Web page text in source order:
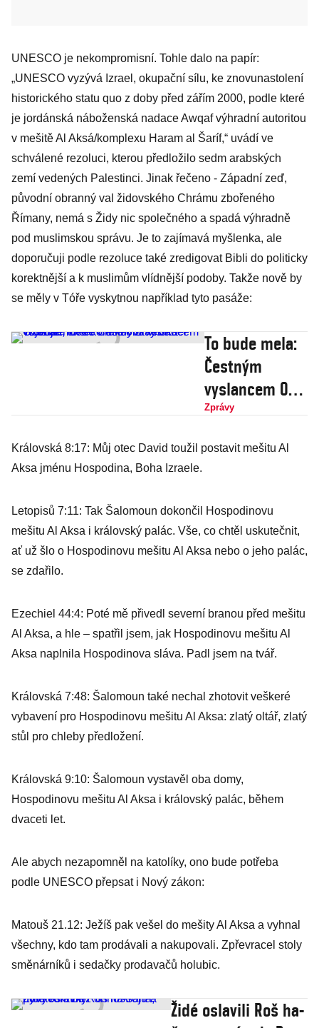
UNESCO je nekompromisní. Tohle dalo na papír:
„UNESCO vyzývá Izrael, okupační sílu, ke znovunastolení
historického statu quo z doby před zářím 2000, podle které
je jordánská náboženská nadace Awqaf výhradní autoritou
v mešitě Al Aksá/komplexu Haram al Šaríf,“ uvádí ve
schválené rezoluci, kterou předložilo sedm arabských
zemí vedených Palestinci. Jinak řečeno - Západní zeď,
původní obranný val židovského Chrámu zbořeného
Římany, nemá s Židy nic společného a spadá výhradně
pod muslimskou správu. Je to zajímavá myšlenka, ale
doporučuji podle rezoluce také zredigovat Bibli do politicky
korektnější a k muslimům vlídnější podoby. Takže nově by
se měly v Tóře vyskytnou například tyto pasáže:
To bude mela:
Čestným
vyslancem OSN
je nově
Wonder
hrála i
izraelská
vojačka
Zprávy
Královská 8:17: Můj otec David toužil postavit mešitu Al
Aksa jménu Hospodina, Boha Izraele.
Letopisů 7:11: Tak Šalomoun dokončil Hospodinovu
mešitu Al Aksa i královský palác. Vše, co chtěl uskutečnit,
ať už šlo o Hospodinovu mešitu Al Aksa nebo o jeho palác,
se zdařilo.
Ezechiel 44:4: Poté mě přivedl severní branou před mešitu
Al Aksa, a hle – spatřil jsem, jak Hospodinovu mešitu Al
Aksa naplnila Hospodinova sláva. Padl jsem na tvář.
Královská 7:48: Šalomoun také nechal zhotovit veškeré
vybavení pro Hospodinovu mešitu Al Aksa: zlatý oltář, zlatý
stůl pro chleby předložení.
Královská 9:10: Šalomoun vystavěl oba domy,
Hospodinovu mešitu Al Aksa i královský palác, během
dvaceti let.
Ale abych nezapomněl na katolíky, ono bude potřeba
podle UNESCO přepsat i Nový zákon:
Matouš 21.12: Ježíš pak vešel do mešity Al Aksa a vyhnal
všechny, kdo tam prodávali a nakupovali. Zpřevracel stoly
směnárníků i sedačky prodavačů holubic.
Židé oslavili Roš ha-